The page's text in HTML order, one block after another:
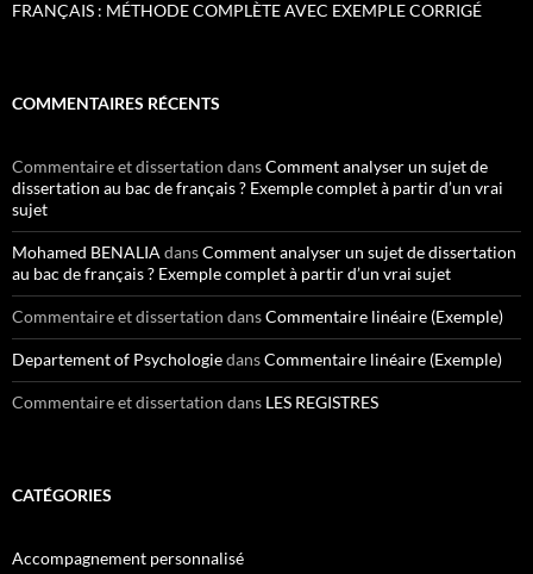
FRANÇAIS : MÉTHODE COMPLÈTE AVEC EXEMPLE CORRIGÉ
COMMENTAIRES RÉCENTS
Commentaire et dissertation dansComment analyser un sujet de
dissertation au bac de français ? Exemple complet à partir d’un vrai
sujet
Mohamed BENALIA dansComment analyser un sujet de dissertation
au bac de français ? Exemple complet à partir d’un vrai sujet
Commentaire et dissertation dansCommentaire linéaire (Exemple)
Departement of PsychologiedansCommentaire linéaire (Exemple)
Commentaire et dissertation dans LES REGISTRES
CATÉGORIES
Accompagnement personnalisé